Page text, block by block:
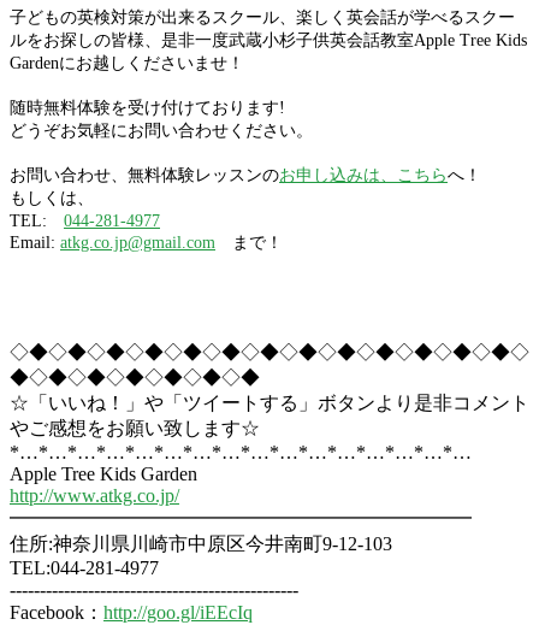
子どもの英検対策が出来るスクール、楽しく英会話が学べるスクー
ルをお探しの皆様、是非一度武蔵小杉子供英会話教室Apple Tree Kids
Gardenにお越しくださいませ！
随時無料体験を受け付けております!
どうぞお気軽にお問い合わせください。
お問い合わせ、無料体験レッスンのお申し込みは、こちらへ！
もしくは、
TEL: 044-281-4977
Email: atkg.co.jp@gmail.com まで！
◇◆◇◆◇◆◇◆◇◆◇◆◇◆◇◆◇◆◇◆◇◆◇◆◇◆◇
◆◇◆◇◆◇◆◇◆◇◆◇◆
☆「いいね！」や「ツイートする」ボタンより是非コメント
やご感想をお願い致します☆
*…*…*…*…*…*…*…*…*…*…*…*…*…*…*…*…
Apple Tree Kids Garden
http://www.atkg.co.jp/
━━━━━━━━━━━━━━━━━━━━━━━━
住所:神奈川県川崎市中原区今井南町9-12-103
TEL:044-281-4977
------------------------------------------------
Facebook： http://goo.gl/iEEcIq